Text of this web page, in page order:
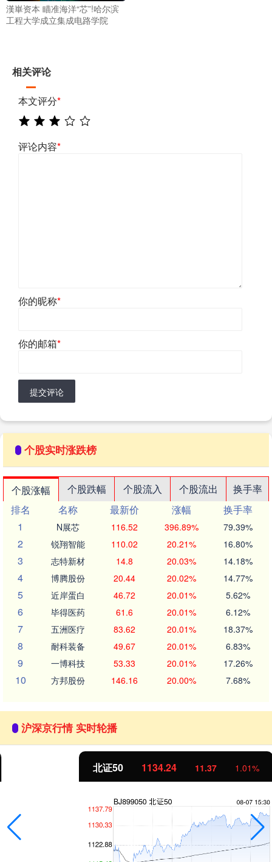
漢崋资本 瞄准海洋“芯”!哈尔滨
工程大学成立集成电路学院
相关评论
本文评分*
评论内容*
你的昵称*
你的邮箱*
提交评论
个股实时涨跌榜
个股涨幅 个股跌幅 个股流入 个股流出
换手率
排名
名称 最新价 涨幅
换手率
1
N展芯 116.52 396.89% 79.39%
2 锐翔智能 110.02 20.21% 16.80%
3 志特新材 14.8 20.03% 14.18%
4 博腾股份 20.44 20.02% 14.77%
5 近岸蛋白 46.72 20.01% 5.62%
6 毕得医药 61.6 20.01% 6.12%
7 五洲医疗 83.62 20.01% 18.37%
8 耐科装备 49.67 20.01% 6.83%
9 一博科技 53.33 20.01% 17.26%
10 方邦股份 146.16 20.00% 7.68%
沪深京行情 实时轮播
1134.24 11.37 1.01%